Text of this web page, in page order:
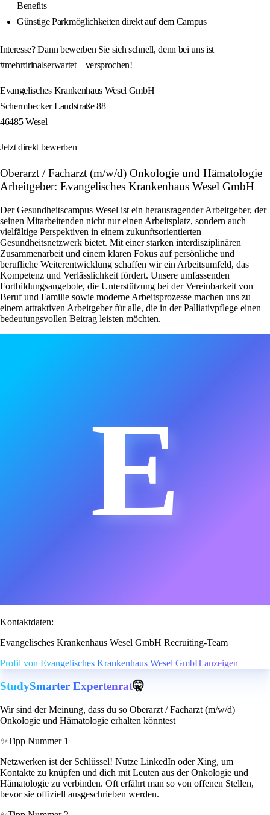
Benefits
Günstige Parkmöglichkeiten direkt auf dem Campus
Interesse? Dann bewerben Sie sich schnell, denn bei uns ist
#mehrdrinalserwartet – versprochen!
Evangelisches Krankenhaus Wesel GmbH
Schermbecker Landstraße 88
46485 Wesel
Jetzt direkt bewerben
Oberarzt / Facharzt (m/w/d) Onkologie und Hämatologie
Arbeitgeber: Evangelisches Krankenhaus Wesel GmbH
Der Gesundheitscampus Wesel ist ein herausragender Arbeitgeber, der
seinen Mitarbeitenden nicht nur einen Arbeitsplatz, sondern auch
vielfältige Perspektiven in einem zukunftsorientierten
Gesundheitsnetzwerk bietet. Mit einer starken interdisziplinären
Zusammenarbeit und einem klaren Fokus auf persönliche und
berufliche Weiterentwicklung schaffen wir ein Arbeitsumfeld, das
Kompetenz und Verlässlichkeit fördert. Unsere umfassenden
Fortbildungsangebote, die Unterstützung bei der Vereinbarkeit von
Beruf und Familie sowie moderne Arbeitsprozesse machen uns zu
einem attraktiven Arbeitgeber für alle, die in der Palliativpflege einen
bedeutungsvollen Beitrag leisten möchten.
E
Kontaktdaten:
Evangelisches Krankenhaus Wesel GmbH Recruiting-Team
Profil von Evangelisches Krankenhaus Wesel GmbH anzeigen
StudySmarter Expertenrat🤫
Wir sind der Meinung, dass du so Oberarzt / Facharzt (m/w/d)
Onkologie und Hämatologie erhalten könntest
✨Tipp Nummer 1
Netzwerken ist der Schlüssel! Nutze LinkedIn oder Xing, um
Kontakte zu knüpfen und dich mit Leuten aus der Onkologie und
Hämatologie zu verbinden. Oft erfährt man so von offenen Stellen,
bevor sie offiziell ausgeschrieben werden.